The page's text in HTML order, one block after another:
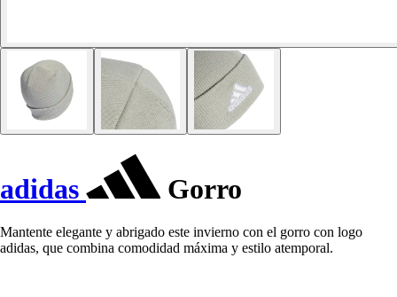
adidas Gorro
Mantente elegante y abrigado este invierno con el gorro con logo
adidas, que combina comodidad máxima y estilo atemporal.